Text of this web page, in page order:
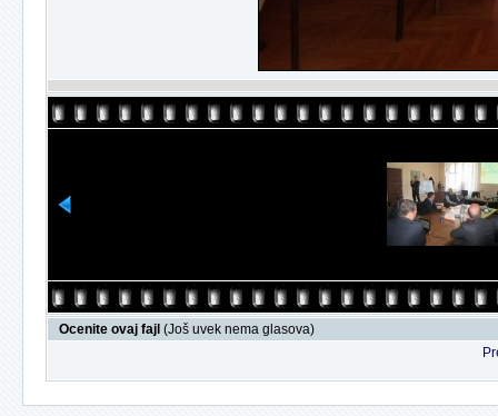
Ocenite ovaj fajl (Još uvek nema glasova)